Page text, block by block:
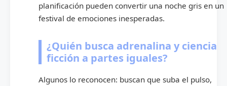
planificación pueden convertir una noche gris en un
festival de emociones inesperadas.
¿Quién busca adrenalina y ciencia
ficción a partes iguales?
Algunos lo reconocen: buscan que suba el pulso,